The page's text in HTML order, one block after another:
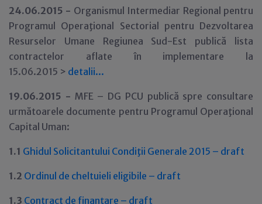
24.06.2015 - Organismul Intermediar Regional pentru
Programul Operaţional Sectorial pentru Dezvoltarea
Resurselor Umane Regiunea Sud-Est publică
lista
contractelor aflateîn implementare la
15.06.2015 > detalii...
19.06.2015 - MFE – DG PCU publică spre consultare
următoarele documente pentru Programul Operaţional
Capital Uman:
1.1 Ghidul Solicitantului Condiţii Generale 2015 – draft
1.2 Ordinul de cheltuieli eligibile – draft
1.3 Contract de finanţare – draft